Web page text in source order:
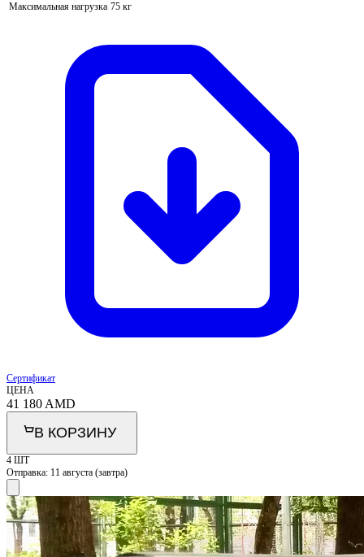
Максимальная нагрузка 75 кг
Сертификат
ЦЕНА
41 180 AMD
В КОРЗИНУ
4 ШТ
Отправка: 11 августа (завтра)